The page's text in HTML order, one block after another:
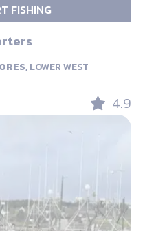
FISHING
LOWER WEST
4.9